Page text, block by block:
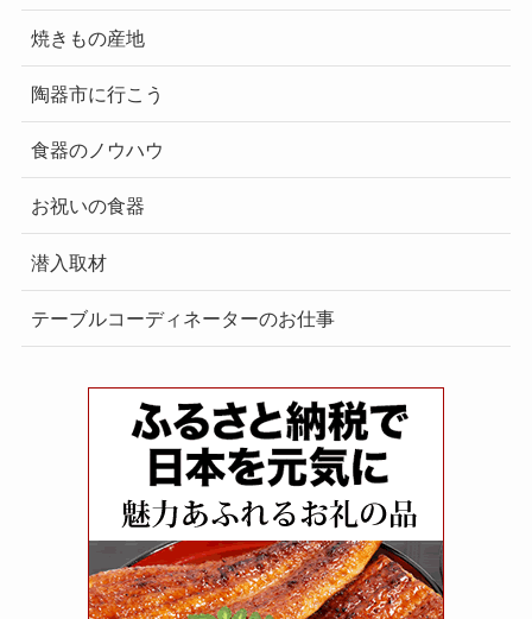
焼きもの産地
陶器市に行こう
食器のノウハウ
お祝いの食器
潜入取材
テーブルコーディネーターのお仕事